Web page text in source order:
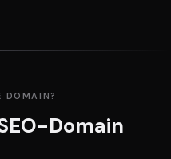
DOMAIN?
Domain